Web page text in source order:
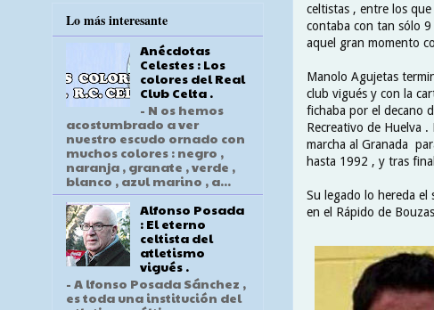
celtistas , entre los
contaba con tan sólo
aquel gran momento
Manolo Agujetas
club vigués y con la
fichaba por el decano
Recreativo de Huelva
marcha al Granada
hasta 1992 , y tras
Su legado lo hereda el
en el Rápido de
Lo más interesante
Anécdotas
Celestes : Los
colores del Real
Club Celta .
- N os hemos
acostumbrado a ver
nuestro escudo ornado con
muchos colores : negro ,
naranja , granate , verde ,
blanco , azul marino , a...
Alfonso Posada
: El eterno
celtista del
atletismo
vigués .
- A lfonso Posada Sánchez ,
es toda una institución del